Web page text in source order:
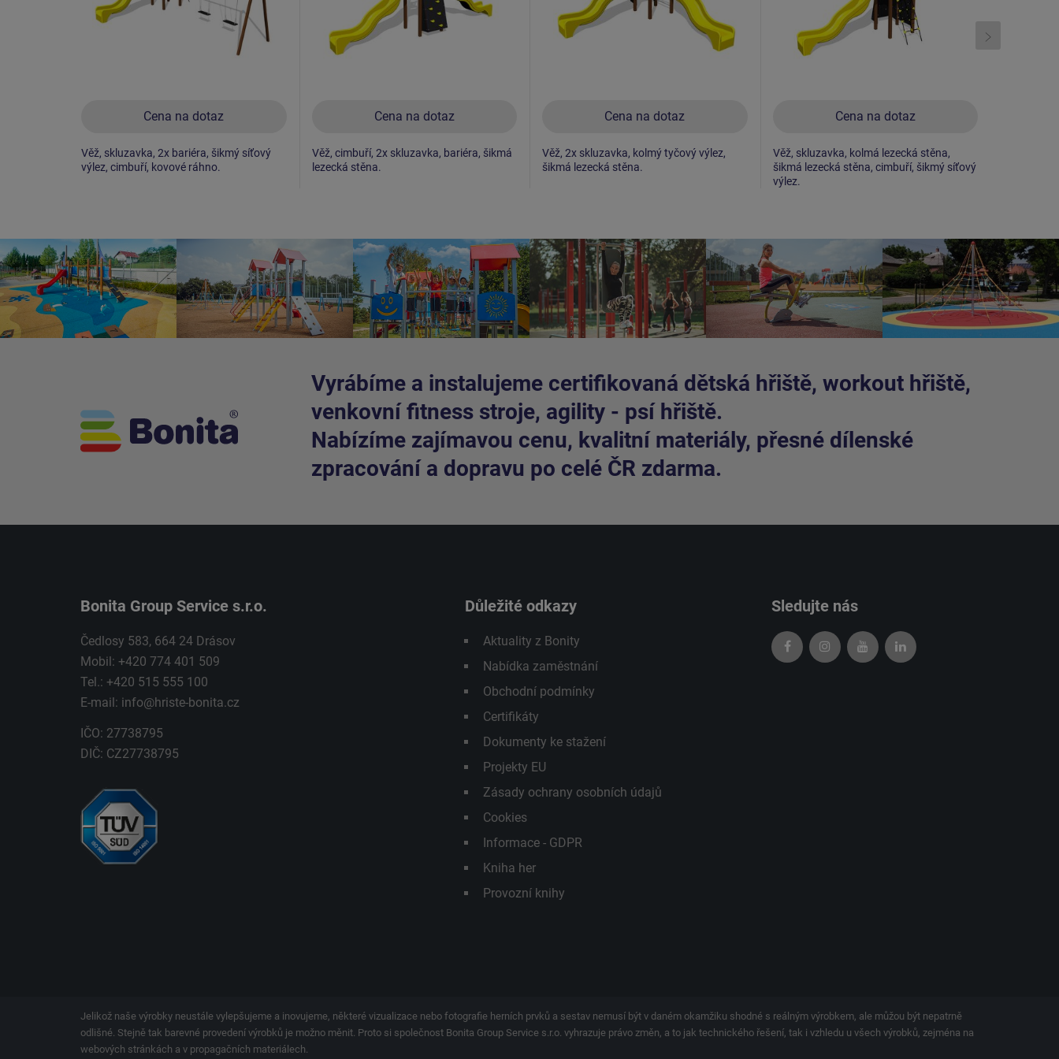
Cena na dotaz
Věž, skluzavka, 2x bariéra, šikmý síťový
výlez, cimbuří, kovové ráhno.
Cena na dotaz
Věž, cimbuří, 2x skluzavka, bariéra, šikmá
lezecká stěna.
Cena na dotaz
Věž, 2x skluzavka, kolmý tyčový výlez,
šikmá lezecká stěna.
Cena na dotaz
Věž, skluzavka, kolmá lezecká stěna,
šikmá lezecká stěna, cimbuří, šikmý síťový
výlez.
Vyrábíme a instalujeme certifikovaná dětská hřiště, workout hřiště,
venkovní fitness stroje, agility - psí hřiště.
Nabízíme zajímavou cenu, kvalitní materiály, přesné dílenské
zpracování a dopravu po celé ČR zdarma.
Bonita Group Service s.r.o.
Čedlosy 583, 664 24 Drásov
Mobil: +420 774 401 509
Tel.: +420 515 555 100
E-mail: info@hriste-bonita.cz
IČO: 27738795
DIČ: CZ27738795
Důležité odkazy
Aktuality z Bonity
Nabídka zaměstnání
Obchodní podmínky
Certifikáty
Dokumenty ke stažení
Projekty EU
Zásady ochrany osobních údajů
Cookies
Informace - GDPR
Kniha her
Provozní knihy
Sledujte nás
Jelikož naše výrobky neustále vylepšujeme a inovujeme, některé vizualizace nebo fotografie herních prvků a sestav nemusí být v daném okamžiku shodné s reálným výrobkem, ale můžou být nepatrně
odlišné. Stejně tak barevné provedení výrobků je možno měnit. Proto si společnost Bonita Group Service s.r.o. vyhrazuje právo změn, a to jak technického řešení, tak i vzhledu u všech výrobků, zejména na
webových stránkách a v propagačních materiálech.